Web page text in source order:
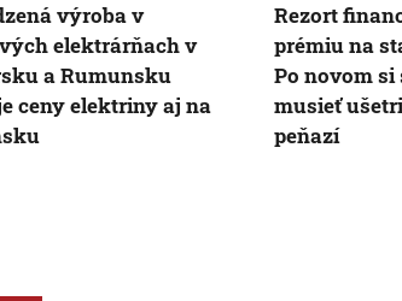
výroba v
elektrárňach v
a Rumunsku
ceny elektriny aj na
Rezort
prémiu na
Po novom
musieť
peňazí